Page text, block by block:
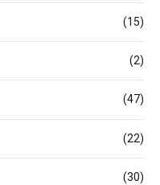
(15)
(2)
(47)
(22)
(30)